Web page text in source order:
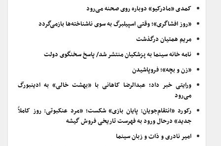
کمدی «مادرکیو» دوباره روی صحنه می‌رود
«روز افشاگری»؛ وقتی اسپیلبرگ به سوی ناشناخته‌ها بازمی‌گردد
مریم همتیان درگذشت
نامه خانه سینما به پزشکیان منتشر شد/ پاسخ سخنگوی دولت
«زن و بچه»؛ فروپاشیدن
ورایتی خبر داد؛ عبدالرضا کاهانی با «بهشت خالی» به ادینبورگ
می‌رود
رکورد «انتقام‌جویان: پایان بازی» شکست؛ «مرد عنکبوتی: روز کاملاً
جدید» درحال ورود به فهرست تاریخی فروش گیشه
امیر نادری و ذات و زبان سینما